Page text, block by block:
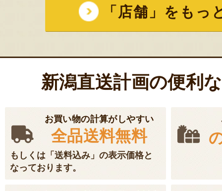
「店舗」をもっ
新潟直送計画の便利
お買い物の計算がしやすい
全品送料無料
もしくは「送料込み」の表示価格と
なっております。